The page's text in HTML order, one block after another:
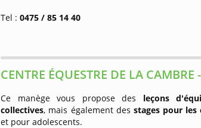
Tel :0475 / 85 14 40
CENTRE ÉQUESTRE DE LA CAMBRE
Ce manège vous propose des leçons
collectives, mais également des stages pour les
et pour adolescents.